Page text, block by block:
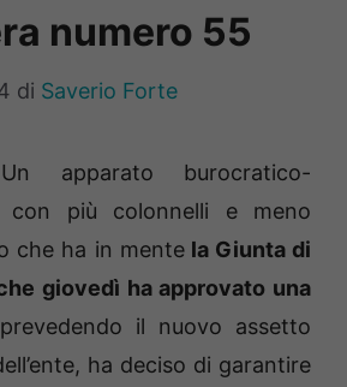
numero 55
di Saverio Forte
apparato burocratico-
con più colonnelli e meno
che ha in mentela Giunta di
giovedì ha approvato una
il nuovo assetto
ha deciso di garantire